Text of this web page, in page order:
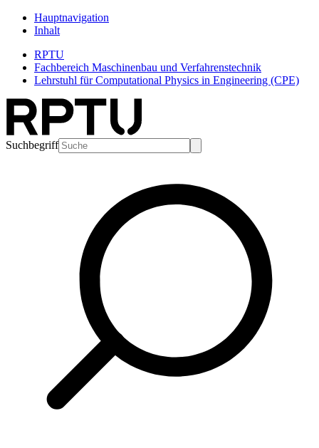
Hauptnavigation
Inhalt
RPTU
Fachbereich Maschinenbau und Verfahrenstechnik
Lehrstuhl für Computational Physics in Engineering (CPE)
Suchbegriff